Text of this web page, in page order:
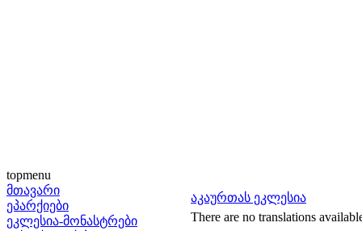
topmenu
მთავარი
ეპარქიები
ეკლესია-მონასტრები
აკაურთას ეკლესია
There are no translations